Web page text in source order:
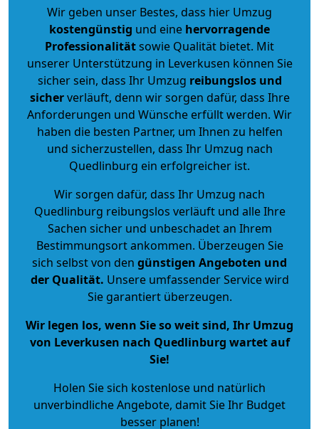
Wir geben unser Bestes, dass hier Umzug
kostengünstig und eine hervorragende
Professionalitätsowie Qualität bietet. Mit
unserer Unterstützung in Leverkusen können Sie
sicher sein, dass Ihr Umzug reibungslos und
sicherverläuft, denn wir sorgen dafür, dass Ihre
Anforderungen und Wünsche erfüllt werden. Wir
haben die besten Partner, um Ihnen zu helfen
und sicherzustellen, dass Ihr Umzug nach
Quedlinburg ein erfolgreicher ist.
Wir sorgen dafür, dass Ihr Umzug nach
Quedlinburg reibungslos verläuft und alle Ihre
Sachen sicher und unbeschadet an Ihrem
Bestimmungsort ankommen. Überzeugen Sie
sich selbst von den günstigen Angeboten und
der Qualität. Unsere umfassender Service wird
Sie garantiert überzeugen.
Wir legen los, wenn Sie so weit sind, Ihr Umzug
von Leverkusen nach Quedlinburg wartet auf
Sie!
Holen Sie sich kostenlose und natürlich
unverbindliche Angebote, damit Sie Ihr Budget
besser planen!